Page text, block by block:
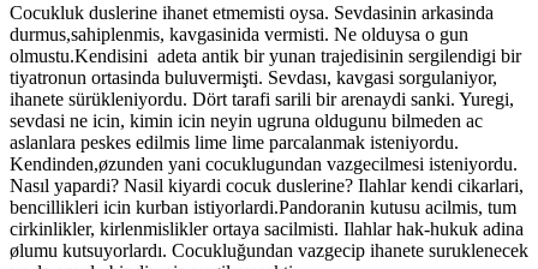
Cocukluk duslerine ihanet etmemisti oysa. Sevdasinin arkasinda
durmus,sahiplenmis, kavgasinida vermisti. Ne olduysa o gun
olmustu.Kendisini adeta antik bir yunan trajedisinin sergilendigi bir
tiyatronun ortasinda buluvermişti. Sevdası, kavgasi sorgulaniyor,
ihanete sürükleniyordu. Dört tarafi sarili bir arenaydi sanki. Yuregi,
sevdasi ne icin, kimin icin neyin ugruna oldugunu bilmeden ac
aslanlara peskes edilmis lime lime parcalanmak isteniyordu.
Kendinden,øzunden yani cocuklugundan vazgecilmesi isteniyordu.
Nasıl yapardi? Nasil kiyardi cocuk duslerine? Ilahlar kendi cikarlari,
bencillikleri icin kurban istiyorlardi.Pandoranin kutusu acilmis, tum
cirkinlikler, kirlenmislikler ortaya sacilmisti. Ilahlar hak-hukuk adina
ølumu kutsuyorlardı. Cocukluğundan vazgecip ihanete suruklenecek